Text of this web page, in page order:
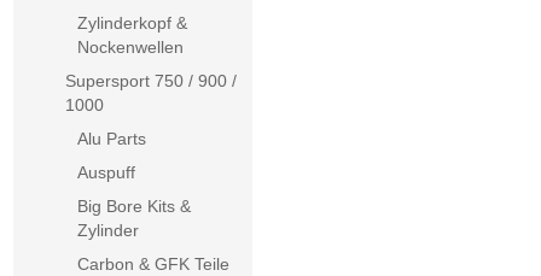
Zylinderkopf &
Nockenwellen
Supersport 750 / 900 /
1000
Alu Parts
Auspuff
Big Bore Kits &
Zylinder
Carbon & GFK Teile